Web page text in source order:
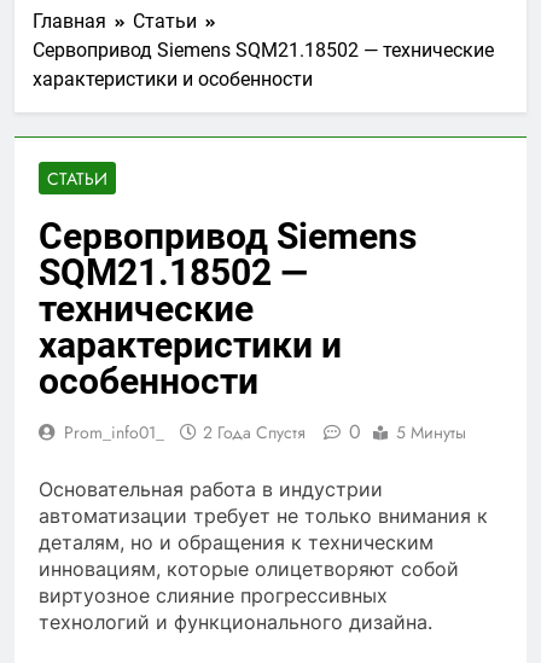
Главная
Статьи
Сервопривод Siemens SQM21.18502 — технические
характеристики и особенности
СТАТЬИ
Сервопривод Siemens
SQM21.18502 —
технические
характеристики и
особенности
Prom_info01_ 2 Года Спустя 0 5 Минуты
Основательная работа в индустрии
автоматизации требует не только внимания к
деталям, но и обращения к техническим
инновациям, которые олицетворяют собой
виртуозное слияние прогрессивных
технологий и функционального дизайна.